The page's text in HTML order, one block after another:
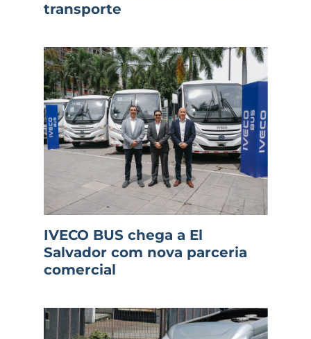
transporte
IVECO BUS chega a El
Salvador com nova parceria
comercial